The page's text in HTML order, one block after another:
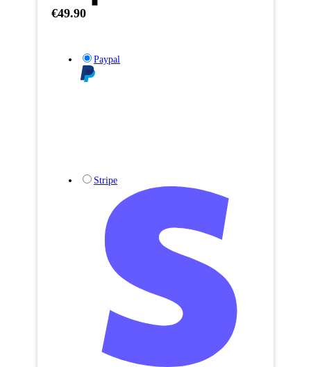
€49.90
Paypal
Stripe